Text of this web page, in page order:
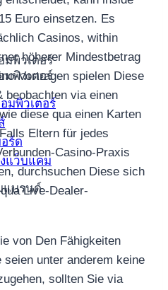
พิวเตอร์
พิวเตอร์
มพิวเตอร์
ร์ด
แว็บแคม
แบรนด์
Euro einsetzen. Es
Casinos, within
höherer Mindestbetrag
Vortragen spielen Diese
beobachten via einen
diese qua einen Karten
Eltern für jedes
Casino-Praxis
durchsuchen Diese sich
Live-Dealer-
von Den Fähigkeiten
unter anderem keine
sollten Sie via